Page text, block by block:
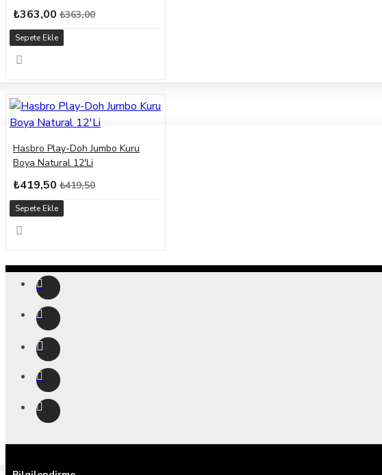
₺363,00 ₺363,00
Sepete Ekle
Hasbro Play-Doh Jumbo Kuru
Boya Natural 12'Li
₺419,50 ₺419,50
Sepete Ekle